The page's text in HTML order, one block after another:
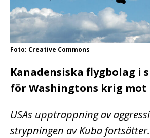
Foto: Creative Commons
Kanadensiska flygbolag i
för Washingtons krig mot
USAs upptrappning av
strypningen av Kuba